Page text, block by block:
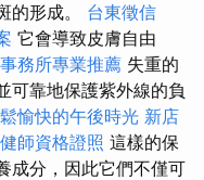
的形成。 台東徵信
它會導致皮膚自由
務所專業推薦 失重的
可靠地保護紫外線的負
愉快的午後時光 新店
師資格證照 這樣的保
成分，因此它們不僅可